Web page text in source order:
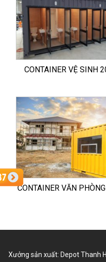
CONTAINER VỆ SINH
CONTAINER VĂN
Xưởng sản xuất: Depot Thanh